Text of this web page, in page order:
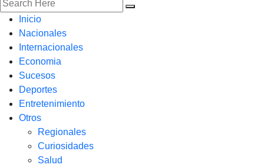
Inicio
Nacionales
Internacionales
Economia
Sucesos
Deportes
Entretenimiento
Otros
Regionales
Curiosidades
Salud